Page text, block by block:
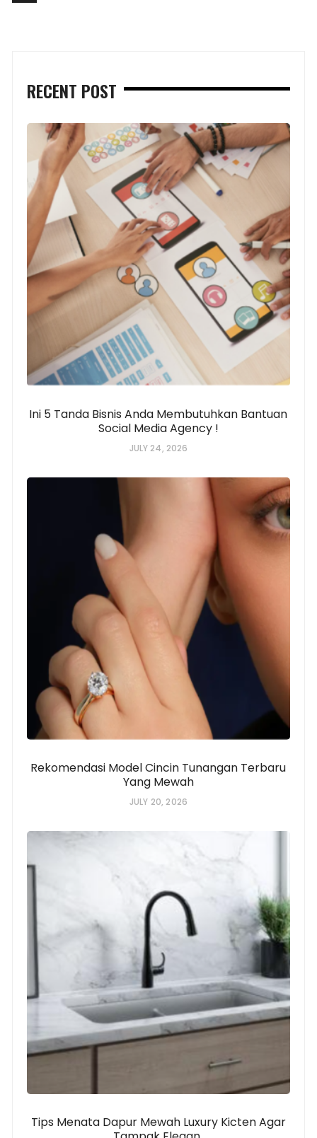
RECENT POST
Ini 5 Tanda Bisnis Anda Membutuhkan Bantuan
Social Media Agency !
JULY 24, 2026
Rekomendasi Model Cincin Tunangan Terbaru
Yang Mewah
JULY 20, 2026
Tips Menata Dapur Mewah Luxury Kicten Agar